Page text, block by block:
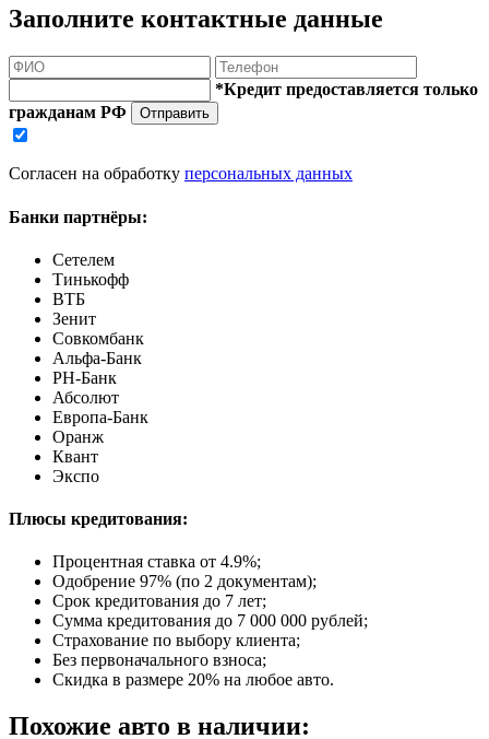
Заполните контактные данные
*Кредит предоставляется только
гражданам РФ
Отправить
Согласен на обработку персональных данных
Банки партнёры:
Сетелем
Тинькофф
ВТБ
Зенит
Совкомбанк
Альфа-Банк
РН-Банк
Абсолют
Европа-Банк
Оранж
Квант
Экспо
Плюсы кредитования:
Процентная ставка от 4.9%;
Одобрение 97% (по 2 документам);
Срок кредитования до 7 лет;
Сумма кредитования до 7 000 000 рублей;
Страхование по выбору клиента;
Без первоначального взноса;
Скидка в размере 20% на любое авто.
Похожие авто в наличии: